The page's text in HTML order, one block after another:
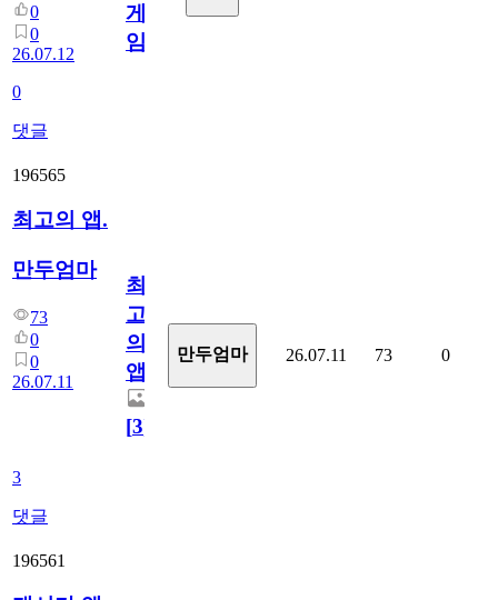
0
0
26.07.12
0
댓글
게
임?
196565
최고의 앱.
만두엄마
73
0
0
26.07.11
3
댓글
최
고
의
앱.
[3]
만두엄마 26.07.11 73 0
196561